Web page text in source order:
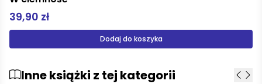
39,90 zł
Dodaj do koszyka
Inne książki z tej kategorii